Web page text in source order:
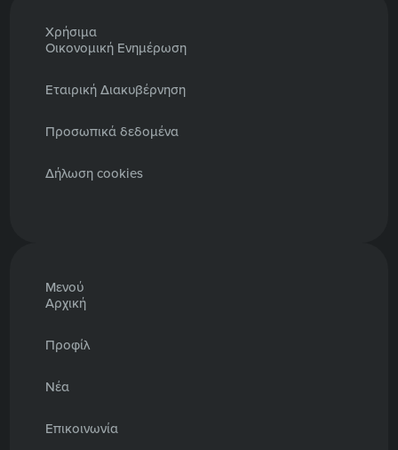
Χρήσιμα
Οικονομική Ενημέρωση
Εταιρική Διακυβέρνηση
Προσωπικά δεδομένα
Δήλωση cookies
Μενού
Αρχική
Προφίλ
Νέα
Επικοινωνία